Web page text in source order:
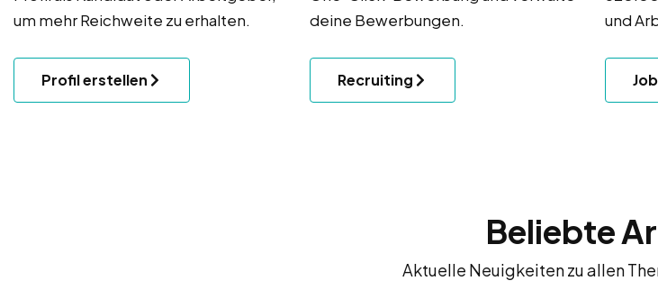
um mehr Reichweite zu erhalten.
Profil erstellen
deine Bewerbungen.
Recruiting
und
Beliebte
Aktuelle Neuigkeiten zu allen